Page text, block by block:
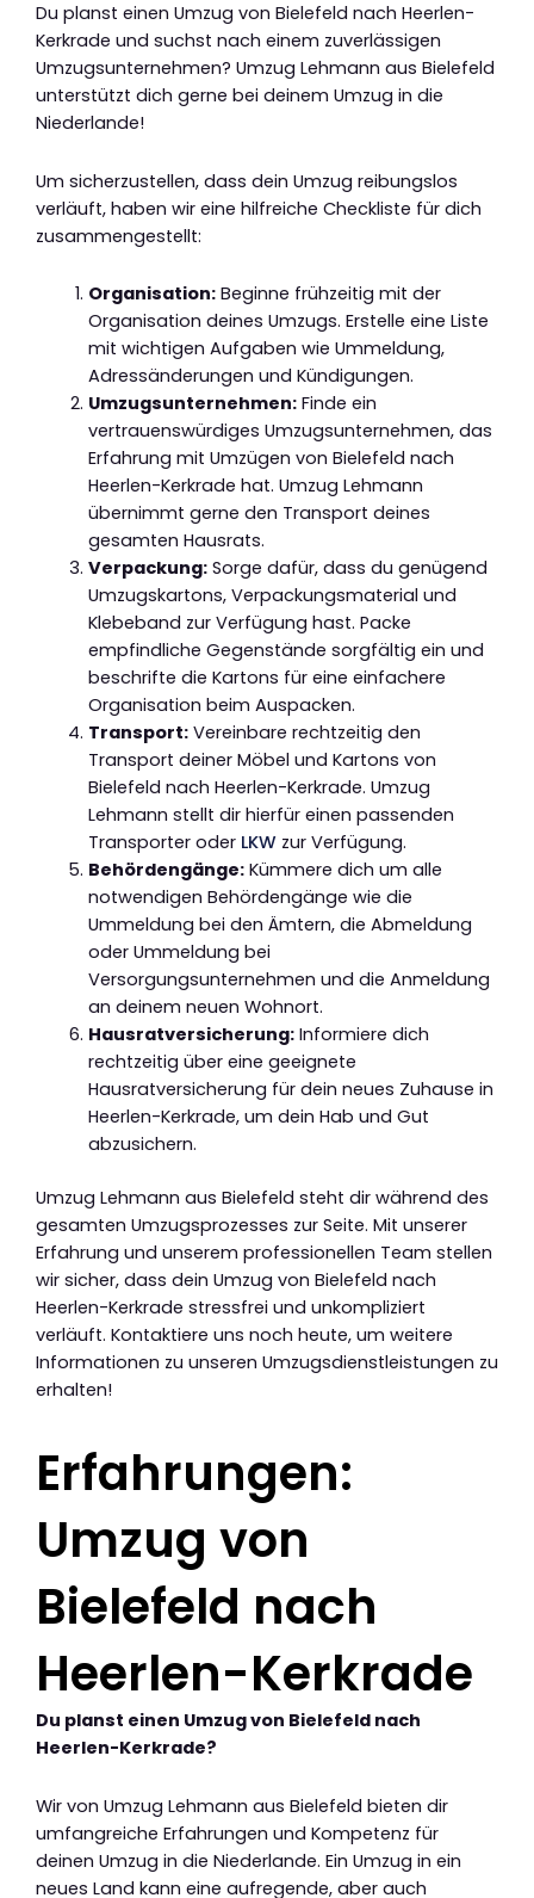
Du planst einen Umzug von Bielefeld nach Heerlen-
Kerkrade und suchst nach einem zuverlässigen
Umzugsunternehmen? Umzug Lehmann aus Bielefeld
unterstützt dich gerne bei deinem Umzug in die
Niederlande!
Um sicherzustellen, dass dein Umzug reibungslos
verläuft, haben wir eine hilfreiche Checkliste für dich
zusammengestellt:
Organisation:Beginne frühzeitig mit der
Organisation deines Umzugs. Erstelle eine Liste
mit wichtigen Aufgaben wie Ummeldung,
Adressänderungen und Kündigungen.
Umzugsunternehmen:Finde ein
vertrauenswürdiges Umzugsunternehmen, das
Erfahrung mit Umzügen von Bielefeld nach
Heerlen-Kerkrade hat. Umzug Lehmann
übernimmt gerne den Transport deines
gesamten Hausrats.
Verpackung:Sorge dafür, dass du genügend
Umzugskartons, Verpackungsmaterial und
Klebeband zur Verfügung hast. Packe
empfindliche Gegenstände sorgfältig ein und
beschrifte die Kartons für eine einfachere
Organisation beim Auspacken.
Transport:Vereinbare rechtzeitig den
Transport deiner Möbel und Kartons von
Bielefeld nach Heerlen-Kerkrade. Umzug
Lehmann stellt dir hierfür einen passenden
Transporter oder LKWzur Verfügung.
Behördengänge:Kümmere dich um alle
notwendigen Behördengänge wie die
Ummeldung bei den Ämtern, die Abmeldung
oder Ummeldung bei
Versorgungsunternehmen und die Anmeldung
an deinem neuen Wohnort.
Hausratversicherung:Informiere dich
rechtzeitig über eine geeignete
Hausratversicherung für dein neues Zuhause in
Heerlen-Kerkrade, um dein Hab und Gut
abzusichern.
Umzug Lehmann aus Bielefeld steht dir während des
gesamten Umzugsprozesses zur Seite. Mit unserer
Erfahrung und unserem professionellen Team stellen
wir sicher, dass dein Umzug von Bielefeld nach
Heerlen-Kerkrade stressfrei und unkompliziert
verläuft. Kontaktiere uns noch heute, um weitere
Informationen zu unseren Umzugsdienstleistungen zu
erhalten!
Erfahrungen:
Umzug von
Bielefeld nach
Heerlen-Kerkrade
Du planst einen Umzug von Bielefeld nach
Heerlen-Kerkrade?
Wir von Umzug Lehmann aus Bielefeld bieten dir
umfangreiche Erfahrungen und Kompetenz für
deinen Umzug in die Niederlande. Ein Umzug in ein
neues Land kann eine aufregende, aber auch